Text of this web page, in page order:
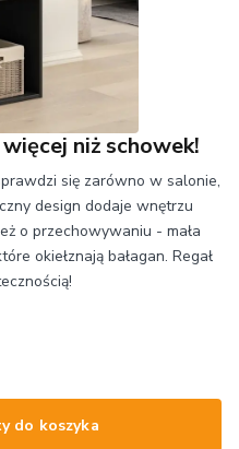
więcej niż schowek!
się zarówno w salonie,
design dodaje wnętrzu
o przechowywaniu - mała
okiełznają bałagan. Regał
do koszyka